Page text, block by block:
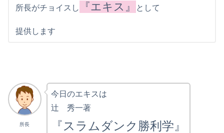
所長がチョイスし 『エキス』 として
提供します
所長
今日のエキスは
辻 秀一著
『スラムダンク勝利学』